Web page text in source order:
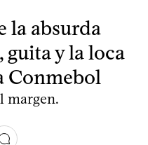
la absurda
y la loca
Conmebol
margen.